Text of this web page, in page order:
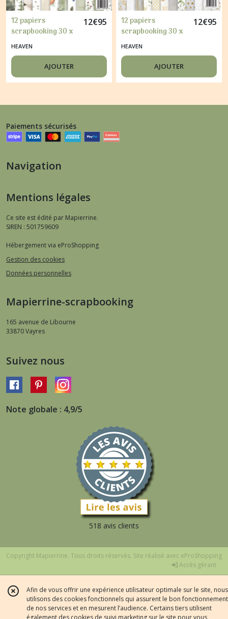
12 papiers
scrapbooking 30 x
30 cm HAVEN BORN
TO BE WILD
12€95
HEAVEN
AJOUTER
12 papiers
scrapbooking 30 x
30 cm HAVEN LIKE A
BREATH
12€95
HEAVEN
AJOUTER
Paiements sécurisés
Navigation
Mentions légales
Ce site est édité par Mapierrine.
SIREN : 501759609
Hébergement via eProShopping
Gestion des cookies
Données personnelles
Mapierrine-scrapbooking
165 avenue de Libourne
33870Vayres
Suivez nous
Note globale : 4,9/5
518 avis clients
Copyright Mapierrine. Tous droits réservés. Site réalisé avec eProShopping
Accès gérant
Afin de vous offrir une expérience utilisateur optimale sur le site, nous
utilisons des cookies fonctionnels qui assurent le bon fonctionnement
de nos services et en mesurent l’audience. Certains tiers utilisent
également des cookies de suivi marketing sur le site pour vous